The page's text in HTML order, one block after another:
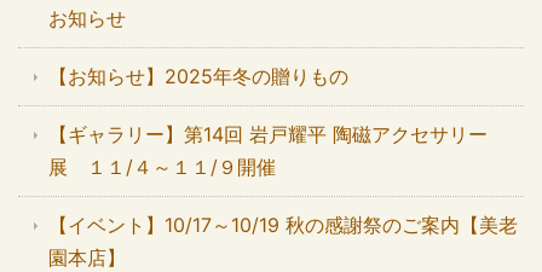
お知らせ
【お知らせ】2025年冬の贈りもの
【ギャラリー】第14回 岩戸耀平 陶磁アクセサリー
展 １１/４～１１/９開催
【イベント】10/17～10/19 秋の感謝祭のご案内【美老
園本店】